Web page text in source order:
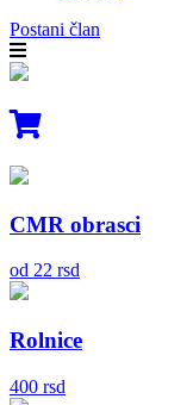
Postani član
CMR obrasci
od 22 rsd
Rolnice
400 rsd